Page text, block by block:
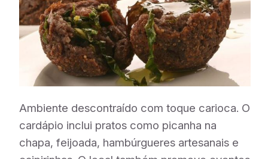
Ambiente descontraído com toque carioca. O
cardápio inclui pratos como picanha na
chapa, feijoada, hambúrgueres artesanais e